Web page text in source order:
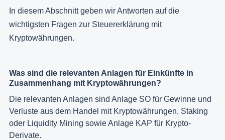
In diesem Abschnitt geben wir Antworten auf die
wichtigsten Fragen zur Steuererklärung mit
Kryptowährungen.
Was sind die relevanten Anlagen für Einkünfte in
Zusammenhang mit Kryptowährungen?
Die relevanten Anlagen sind Anlage SO für Gewinne und
Verluste aus dem Handel mit Kryptowährungen, Staking
oder Liquidity Mining sowie Anlage KAP für Krypto-
Derivate.